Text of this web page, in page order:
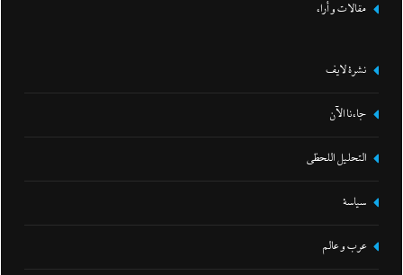
مقالات و أراء
نشرة لايف
جاءنا الآن
التحليل اللحظي
سياسة
عرب و عالم